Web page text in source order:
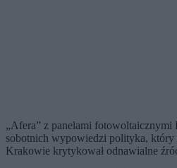
„Afera” z panelami fotowoltaicznymi
sobotnich wypowiedzi polityka,
Krakowie krytykował odnawialne